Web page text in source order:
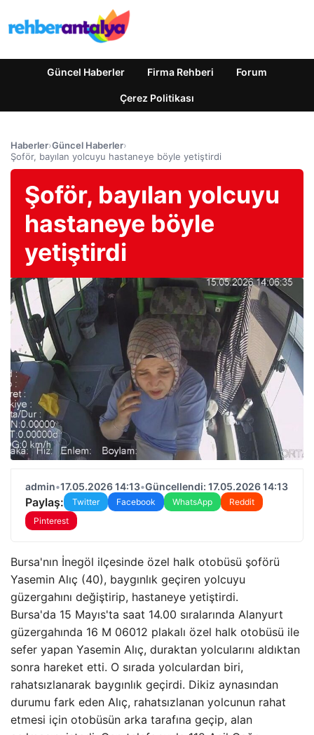
Güncel Haberler Firma Rehberi Forum
Çerez Politikası
Haberler›Güncel Haberler›
Şoför, bayılan yolcuyu hastaneye böyle yetiştirdi
Şoför, bayılan yolcuyu
hastaneye böyle
yetiştirdi
admin•17.05.2026 14:13•Güncellendi: 17.05.2026 14:13
Paylaş: Twitter Facebook WhatsApp
Reddit
Pinterest
Bursa'nın İnegöl ilçesinde özel halk otobüsü şoförü
Yasemin Alıç (40), baygınlık geçiren yolcuyu
güzergahını değiştirip, hastaneye yetiştirdi.
Bursa'da 15 Mayıs'ta saat 14.00 sıralarında Alanyurt
güzergahında 16 M 06012 plakalı özel halk otobüsü ile
sefer yapan Yasemin Alıç, duraktan yolcularını aldıktan
sonra hareket etti. O sırada yolculardan biri,
rahatsızlanarak baygınlık geçirdi. Dikiz aynasından
durumu fark eden Alıç, rahatsızlanan yolcunun rahat
etmesi için otobüsün arka tarafına geçip, alan